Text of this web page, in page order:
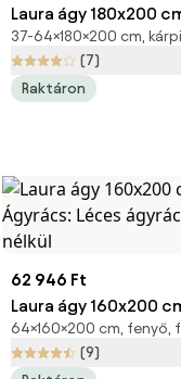
Laura ágy 180x200
Ágyrács: Léces
Matrac nélkül
37-64×180×200 cm,
(7)
Raktáron
62 946 Ft
Laura ágy 160x200
Ágyrács: Léces
Matrac nélkül
64×160×200 cm, fenyő,
(9)